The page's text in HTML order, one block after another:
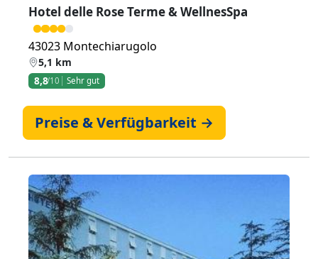
Hotel delle Rose Terme & WellnesSpa
43023 Montechiarugolo
5,1 km
8,8/10 Sehr gut
Preise & Verfügbarkeit →